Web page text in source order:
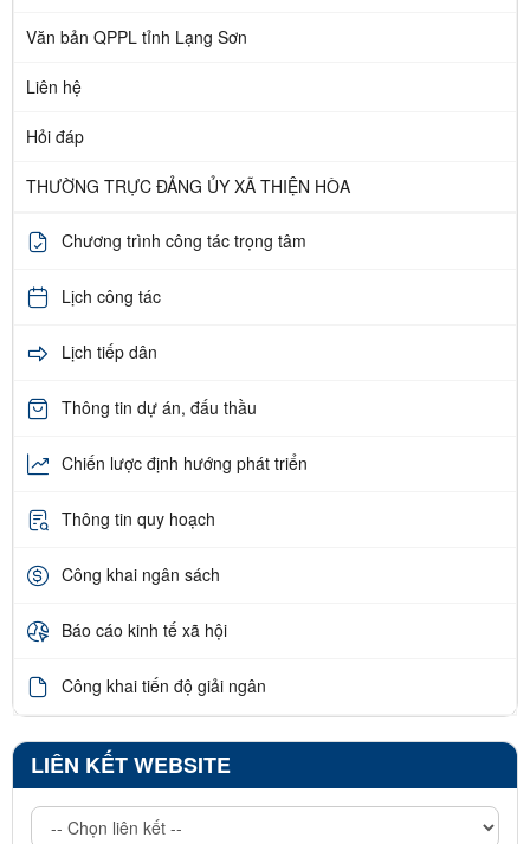
Văn bản QPPL tỉnh Lạng Sơn
Liên hệ
Hỏi đáp
THƯỜNG TRỰC ĐẢNG ỦY XÃ THIỆN HÒA
Chương trình công tác trọng tâm
Lịch công tác
Lịch tiếp dân
Thông tin dự án, đấu thầu
Chiến lược định hướng phát triển
Thông tin quy hoạch
Công khai ngân sách
Báo cáo kinh tế xã hội
Công khai tiến độ giải ngân
LIÊN KẾT WEBSITE